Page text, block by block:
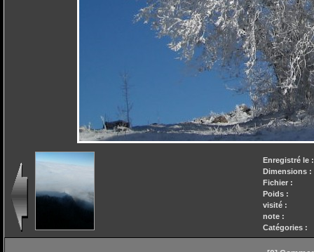
Enregistré le :
Dimensions :
Fichier :
Poids :
visité :
note :
Catégories :